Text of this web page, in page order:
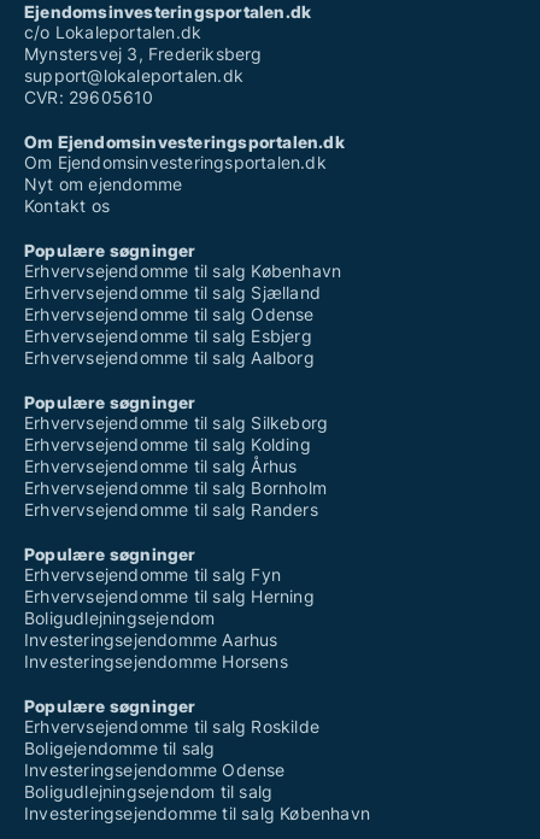
Ejendomsinvesteringsportalen.dk
c/o Lokaleportalen.dk
Mynstersvej 3, Frederiksberg
support@lokaleportalen.dk
CVR: 29605610
Om Ejendomsinvesteringsportalen.dk
Om Ejendomsinvesteringsportalen.dk
Nyt om ejendomme
Kontakt os
Populære søgninger
Erhvervsejendomme til salg København
Erhvervsejendomme til salg Sjælland
Erhvervsejendomme til salg Odense
Erhvervsejendomme til salg Esbjerg
Erhvervsejendomme til salg Aalborg
Populære søgninger
Erhvervsejendomme til salg Silkeborg
Erhvervsejendomme til salg Kolding
Erhvervsejendomme til salg Århus
Erhvervsejendomme til salg Bornholm
Erhvervsejendomme til salg Randers
Populære søgninger
Erhvervsejendomme til salg Fyn
Erhvervsejendomme til salg Herning
Boligudlejningsejendom
Investeringsejendomme Aarhus
Investeringsejendomme Horsens
Populære søgninger
Erhvervsejendomme til salg Roskilde
Boligejendomme til salg
Investeringsejendomme Odense
Boligudlejningsejendom til salg
Investeringsejendomme til salg København